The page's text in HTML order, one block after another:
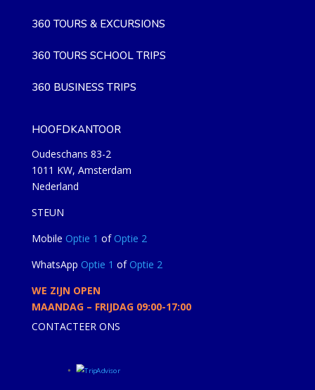
360 TOURS & EXCURSIONS
360 TOURS SCHOOL TRIPS
360 BUSINESS TRIPS
HOOFDKANTOOR
Oudeschans 83-2
1011 KW, Amsterdam
Nederland
STEUN
Mobile Optie 1 of Optie 2
WhatsApp Optie 1 of Optie 2
WE ZIJN OPEN
MAANDAG – FRIJDAG 09:00-17:00
CONTACTEER ONS